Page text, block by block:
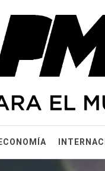
EL
ECONOMÍA